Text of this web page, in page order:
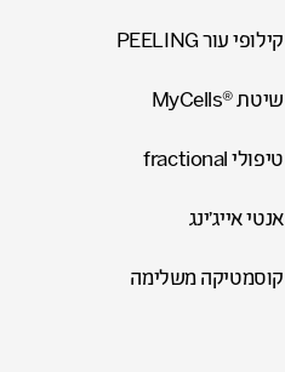
קילופי עור PEELING
שיטת ®MyCells
טיפולי fractional
אנטי אייג'ינג
קוסמטיקה משלימה